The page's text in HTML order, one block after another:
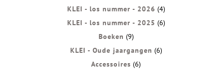
KLEI - los nummer - 2026 (4)
KLEI - los nummer - 2025 (6)
Boeken (9)
KLEI - Oude jaargangen (6)
Accessoires (6)